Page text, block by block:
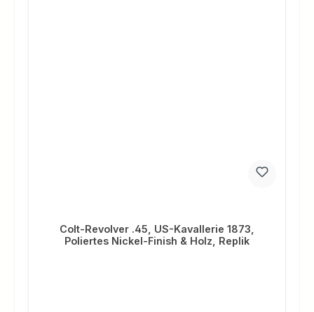
Colt-Revolver .45, US-Kavallerie 1873,
Poliertes Nickel-Finish & Holz, Replik